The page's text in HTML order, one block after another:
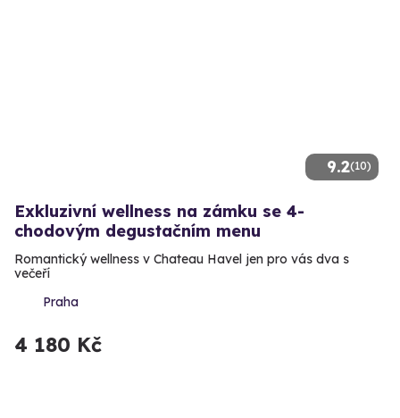
9.2(10)
Exkluzivní wellness na zámku se 4-
chodovým degustačním menu
Romantický wellness v Chateau Havel jen pro vás dva s
večeří
Praha
4 180 Kč